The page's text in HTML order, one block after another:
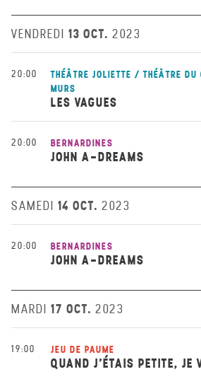
VENDREDI 13 OCT. 2023
20:00
THÉÂTRE JOLIETTE / THÉÂTRE
MURS
LES VAGUES
20:00 BERNARDINES
JOHN A-DREAMS
SAMEDI 14 OCT. 2023
20:00 BERNARDINES
JOHN A-DREAMS
MARDI 17 OCT. 2023
19:00 JEU DE PAUME
QUAND J’ÉTAIS PETITE, JE